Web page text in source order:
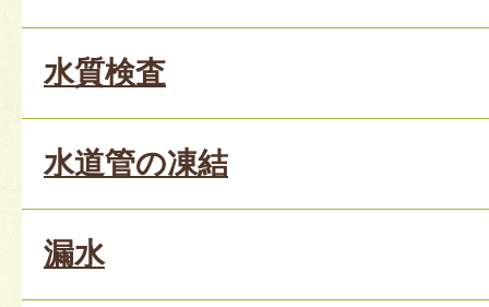
水質検査
水道管の凍結
漏水